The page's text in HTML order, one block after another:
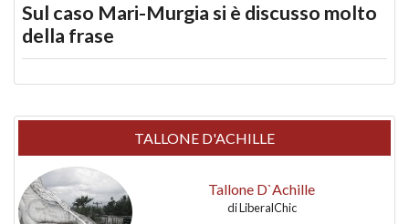
Sul caso Mari-Murgia si è discusso molto
della frase
TALLONE D'ACHILLE
Tallone D`Achille
diLiberalChic